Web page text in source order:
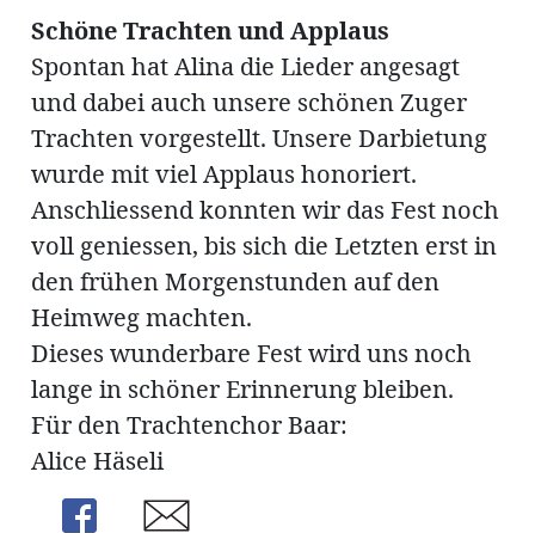
Schöne Trachten und Applaus
Spontan hat Alina die Lieder angesagt
und dabei auch unsere schönen Zuger
Trachten vorgestellt. Unsere Darbietung
wurde mit viel Applaus honoriert.
Anschliessend konnten wir das Fest noch
voll geniessen, bis sich die Letzten erst in
den frühen Morgenstunden auf den
Heimweg machten.
Dieses wunderbare Fest wird uns noch
lange in schöner Erinnerung bleiben.
Für den Trachtenchor Baar:
Alice Häseli
Share
Share